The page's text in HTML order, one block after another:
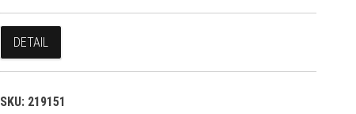
DETAIL
SKU: 219151